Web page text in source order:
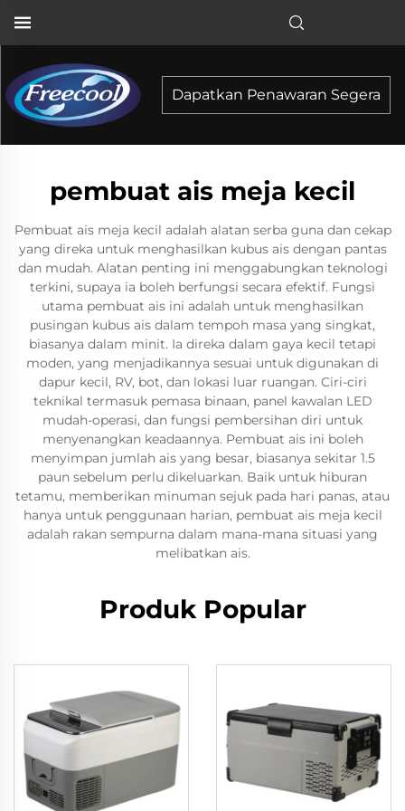
Dapatkan Penawaran Segera
pembuat ais meja kecil
Pembuat ais meja kecil adalah alatan serba guna dan cekap
yang direka untuk menghasilkan kubus ais dengan pantas
dan mudah. Alatan penting ini menggabungkan teknologi
terkini, supaya ia boleh berfungsi secara efektif. Fungsi
utama pembuat ais ini adalah untuk menghasilkan
pusingan kubus ais dalam tempoh masa yang singkat,
biasanya dalam minit. Ia direka dalam gaya kecil tetapi
moden, yang menjadikannya sesuai untuk digunakan di
dapur kecil, RV, bot, dan lokasi luar ruangan. Ciri-ciri
teknikal termasuk pemasa binaan, panel kawalan LED
mudah-operasi, dan fungsi pembersihan diri untuk
menyenangkan keadaannya. Pembuat ais ini boleh
menyimpan jumlah ais yang besar, biasanya sekitar 1.5
paun sebelum perlu dikeluarkan. Baik untuk hiburan
tetamu, memberikan minuman sejuk pada hari panas, atau
hanya untuk penggunaan harian, pembuat ais meja kecil
adalah rakan sempurna dalam mana-mana situasi yang
melibatkan ais.
Produk Popular